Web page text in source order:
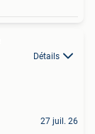
Détails
27 juil. 26